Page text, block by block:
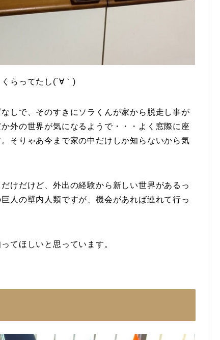
らってたし(´∀｀)
しで、そのすきにソラくんが家から脱走し事が
外の世界が気になるようで・・・よく窓際に座
そりゃあ今まで家の中だけしか知らないから気
けだけど、外出の経験から新しい世界があるっ
人の壁内人類ですが、機会があれば連れて行っ
てほしいと思っています。